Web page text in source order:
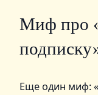
Миф про
Еще один миф: